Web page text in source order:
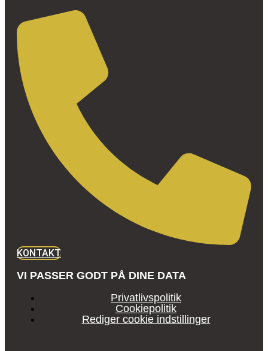
KONTAKT
VI PASSER GODT PÅ DINE DATA
Privatlivspolitik
Cookiepolitik
Rediger cookie indstillinger